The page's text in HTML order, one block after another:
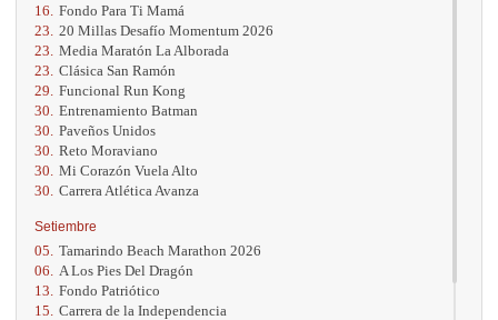
16. Fondo Para Ti Mamá
23. 20 Millas Desafío Momentum 2026
23. Media Maratón La Alborada
23. Clásica San Ramón
29. Funcional Run Kong
30. Entrenamiento Batman
30. Paveños Unidos
30. Reto Moraviano
30. Mi Corazón Vuela Alto
30. Carrera Atlética Avanza
Setiembre
05. Tamarindo Beach Marathon 2026
06.
A Los Pies Del Dragón
13. Fondo Patriótico
15. Carrera de la Independencia